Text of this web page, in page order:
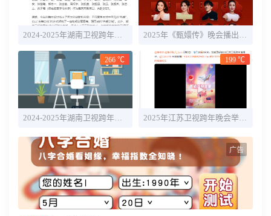
2024-2025年湖南卫视跨年晚会直播时间+全阵容明星官宣 2025年《甄嬛传》晚会播出时间几点 嘉宾名单一览
266 ℃
2024-2025年湖南卫视跨年晚会最新消息：主持人+明星嘉宾名单
199 ℃
2025年江苏卫视跨年晚会举办时间 官宣明星阵容名单
广告